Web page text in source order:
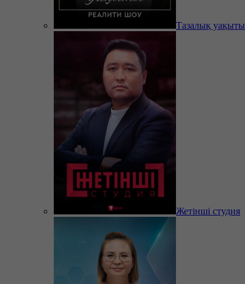
Тазалық уақыты
Жетінші студия